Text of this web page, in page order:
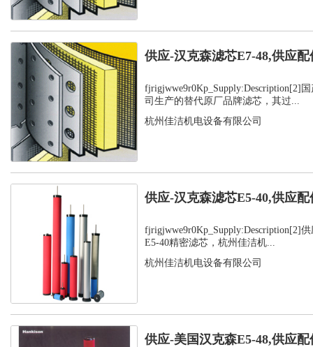
供应-汉克森滤芯E7-48,供应配
fjrigjwwe9r0Kp_Supply:Description[2]
司生产的替代原厂品牌滤芯，其过...
杭州佳洁机电设备有限公司
供应-汉克森滤芯E5-40,供应配
fjrigjwwe9r0Kp_Supply:Description[2]
E5-40精密滤芯，杭州佳洁机...
杭州佳洁机电设备有限公司
供应-美国汉克森E5-48,供应配